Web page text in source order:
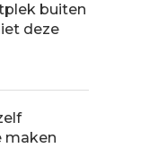
buiten
deze
maken